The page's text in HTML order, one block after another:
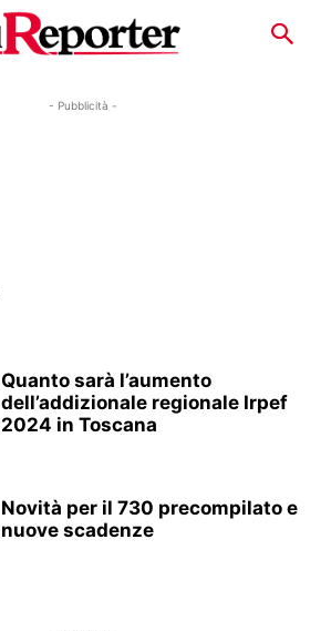
- Pubblicità -
Quanto sarà l’aumento
dell’addizionale regionale Irpef
2024 in Toscana
Novità per il 730 precompilato e
nuove scadenze